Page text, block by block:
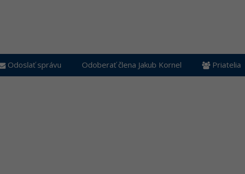
Odoslať správu Odoberať člena Jakub Kornel Priatelia